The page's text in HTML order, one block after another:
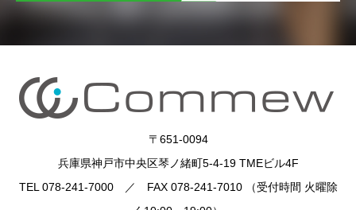
〒651-0094
兵庫県神戸市中央区琴ノ緒町5-4-19 TMEビル4F
TEL 078-241-7000 ／ FAX 078-241-7010 （受付時間 火曜除